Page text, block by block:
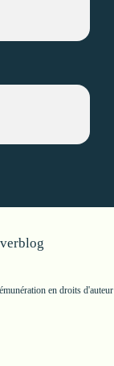
en droits d'auteur